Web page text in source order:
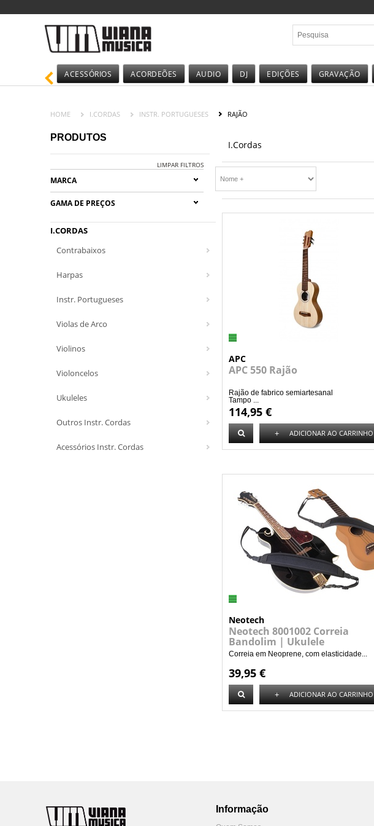
ACESSÓRIOS ACORDEÕES AUDIO DJ EDIÇÕES GRAVAÇÃO
HOME I.CORDAS INSTR. PORTUGUESES RAJÃO
PRODUTOS
LIMPAR FILTROS
MARCA
GAMA DE PREÇOS
I.CORDAS
Contrabaixos
Harpas
Instr. Portugueses
Violas de Arco
Violinos
Violoncelos
Ukuleles
Outros Instr. Cordas
Acessórios Instr. Cordas
I.Cordas
APC
APC 550 Rajão
Rajão de fabrico semiartesanal
Tampo ...
114,95 €
+ ADICIONAR AO CARRINHO
Neotech
Neotech 8001002 Correia
Bandolim | Ukulele
Correia em Neoprene, com elasticidade...
39,95 €
+ ADICIONAR AO CARRINHO
Informação